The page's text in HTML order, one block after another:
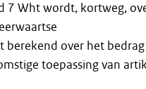
7 Wht wordt, kortweg,
berekend over het bedrag
toepassing van